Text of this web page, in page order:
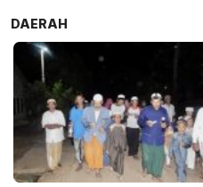
DAERAH